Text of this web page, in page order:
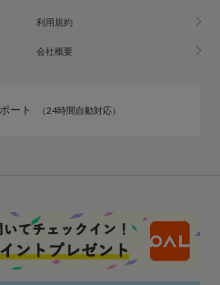
利用規約
会社概要
ート （24時間自動対応）